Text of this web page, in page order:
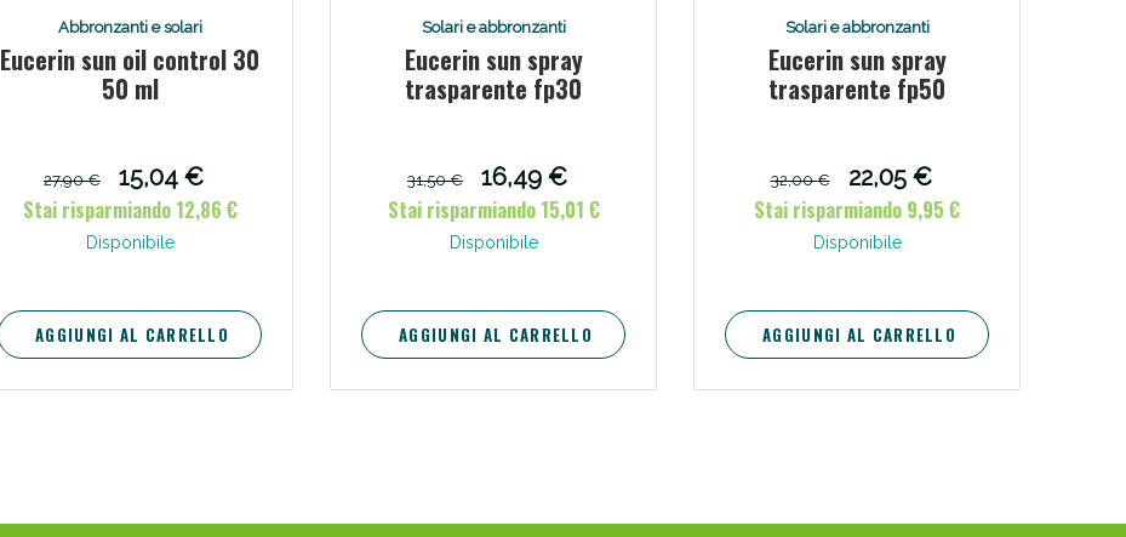
Abbronzanti e solari
Eucerin sun oil control 30
50 ml
27,90 €
15,04 €
Stai risparmiando 12,86 €
Disponibile
AGGIUNGI AL CARRELLO
Solari e abbronzanti
Eucerin sun spray
trasparente fp30
31,50 €
16,49 €
Stai risparmiando 15,01 €
Disponibile
AGGIUNGI AL CARRELLO
Solari e abbronzanti
Eucerin sun spray
trasparente fp50
32,00 €
22,05 €
Stai risparmiando 9,95 €
Disponibile
AGGIUNGI AL CARRELLO